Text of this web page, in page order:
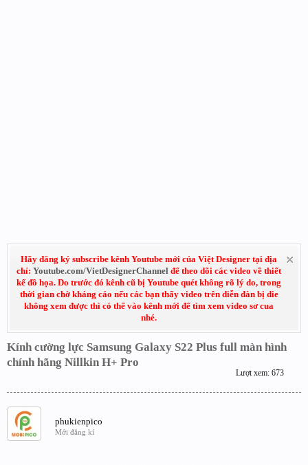
Hãy đăng ký subscribe kênh Youtube mới của Việt Designer tại địa
chỉ: Youtube.com/VietDesignerChannel để theo dõi các video về thiết
kế đồ họa. Do trước đó kênh cũ bị Youtube quét không rõ lý do, trong
thời gian chờ kháng cáo nếu các bạn thấy video trên diễn đàn bị die
không xem được thì có thể vào kênh mới để tìm xem video sơ cua
nhé.
Kính cường lực Samsung Galaxy S22 Plus full màn hình
chính hãng Nillkin H+ Pro
Lượt xem: 673
phukienpico
Mới đăng kí